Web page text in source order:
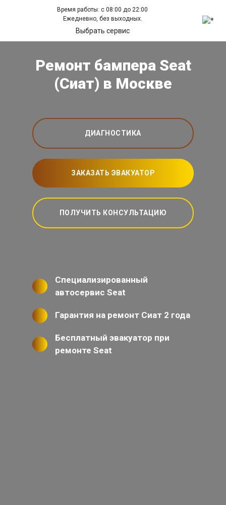
Время работы: с 08:00 до 22:00
Ежедневно, без выходных.
Выбрать сервис
Ремонт бампера Seat
(Сиат) в Москве
ДИАГНОСТИКА
ЗАКАЗАТЬ ЭВАКУАТОР
ПОЛУЧИТЬ КОНСУЛЬТАЦИЮ
Специализированный
автосервис Seat
Гарантия на ремонт Сиат 2 года
Бесплатный эвакуатор при
ремонте Seat